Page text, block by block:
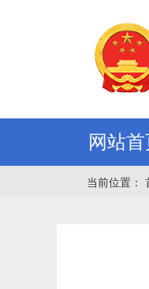
网站
当前位置：